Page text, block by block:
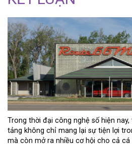
Trong thời đại công nghệ số hiện
tảng không chỉ mang lại sự tiện lợi
mà còn mở ra nhiều cơ hội cho cả cá